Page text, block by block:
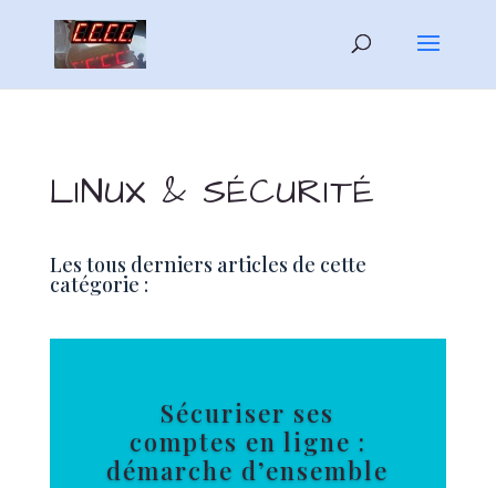
LINUX & SÉCURITÉ
Les tous derniers articles de cette
catégorie :
Sécuriser ses
comptes en ligne :
démarche d’ensemble